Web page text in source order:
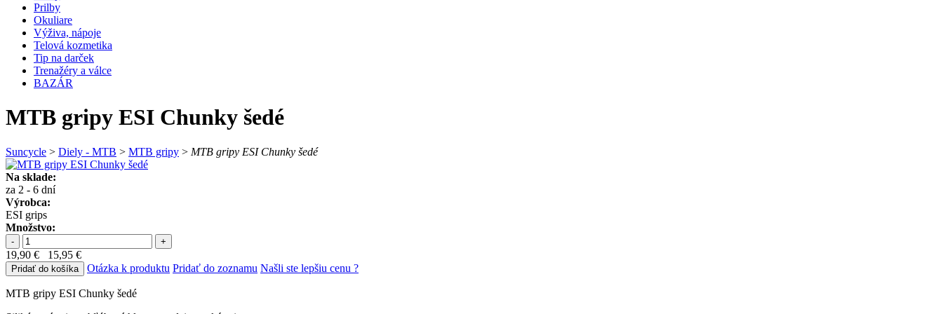
Prilby
Okuliare
Výživa, nápoje
Telová kozmetika
Tip na darček
Trenažéry a válce
BAZÁR
MTB gripy ESI Chunky šedé
Suncycle > Diely - MTB > MTB gripy > MTB gripy ESI Chunky šedé
Na sklade:
za 2 - 6 dní
Výrobca:
ESI grips
Množstvo:
- +
19,90 € 15,95 €
Pridať do košíka Otázka k produktu Pridať do zoznamu Našli ste lepšiu cenu ?
MTB gripy ESI Chunky šedé